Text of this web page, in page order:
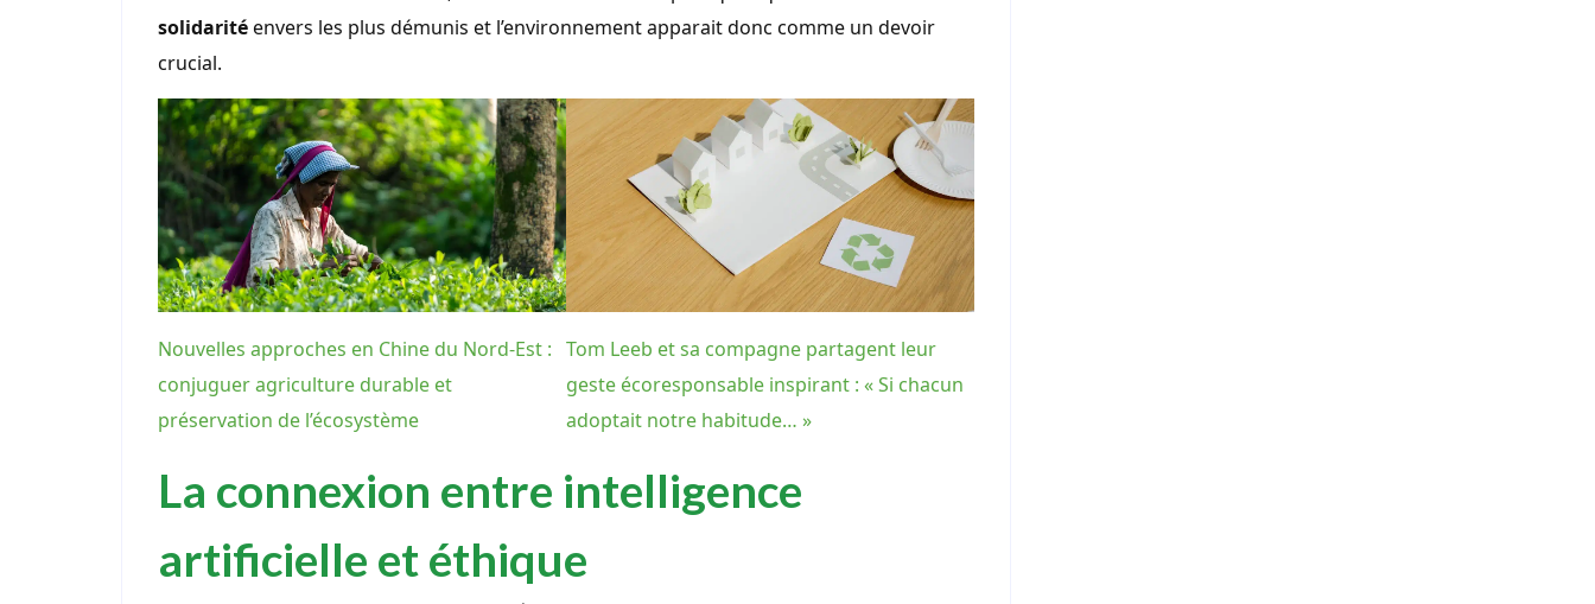
solidaritéenvers les plus démunis et l’environnement apparait donc comme un devoir
crucial.
Nouvelles approches en Chine du Nord-Est :
conjuguer agriculture durable et
préservation de l’écosystème
Tom Leeb et sa compagne partagent leur
geste écoresponsable inspirant : « Si chacun
adoptait notre habitude… »
La connexion entre intelligence
artificielle et éthique